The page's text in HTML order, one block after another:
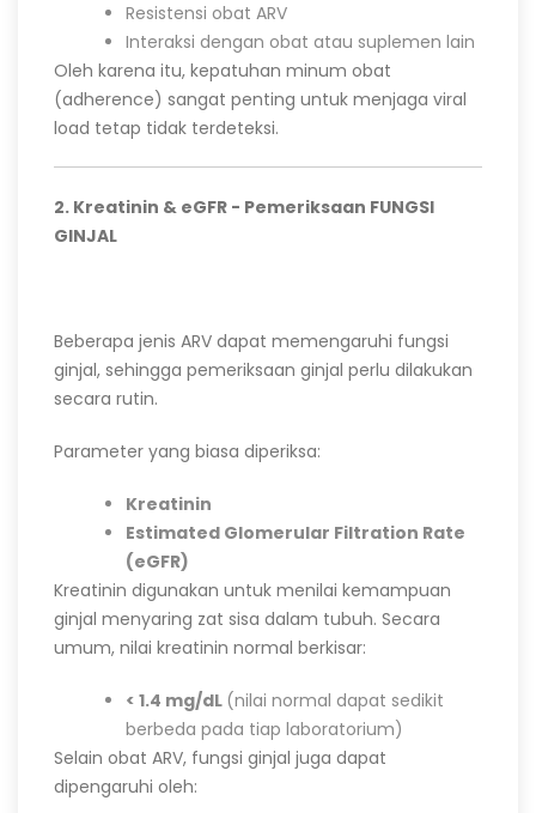
Resistensi obat ARV
Interaksi dengan obat atau suplemen lain
Oleh karena itu, kepatuhan minum obat
(adherence) sangat penting untuk menjaga viral
load tetap tidak terdeteksi.
2. Kreatinin & eGFR - Pemeriksaan FUNGSI
GINJAL
Beberapa jenis ARV dapat memengaruhi fungsi
ginjal, sehingga pemeriksaan ginjal perlu dilakukan
secara rutin.
Parameter yang biasa diperiksa:
Kreatinin
Estimated Glomerular Filtration Rate
(eGFR)
Kreatinin digunakan untuk menilai kemampuan
ginjal menyaring zat sisa dalam tubuh. Secara
umum, nilai kreatinin normal berkisar:
< 1.4 mg/dL (nilai normal dapat sedikit
berbeda pada tiap laboratorium)
Selain obat ARV, fungsi ginjal juga dapat
dipengaruhi oleh: